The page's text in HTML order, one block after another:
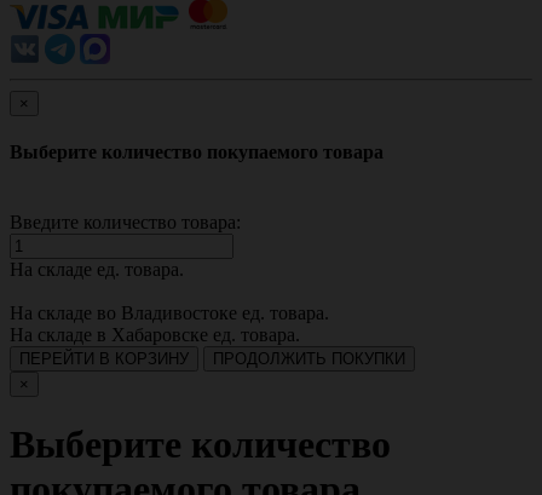
×
Выберите количество покупаемого товара
Введите количество товара:
На складе ед. товара.
На складе во Владивостоке ед. товара.
На складе в Хабаровске ед. товара.
ПЕРЕЙТИ В КОРЗИНУ
ПРОДОЛЖИТЬ ПОКУПКИ
×
Выберите количество